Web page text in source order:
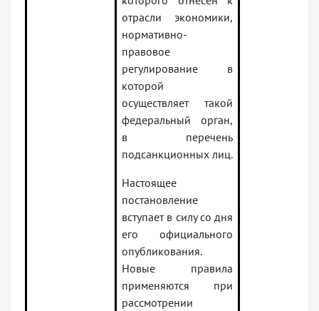
отрасли экономики,
нормативно-
правовое
регулирование в
которой
осуществляет такой
федеральный орган,
в перечень
подсанкционных лиц.
Настоящее
постановление
вступает в силу со дня
его официального
опубликования.
Новые правила
применяются при
рассмотрении